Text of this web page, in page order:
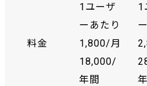
料金
1ユーザ
ーあたり
1,800/月
18,000/
年間
1